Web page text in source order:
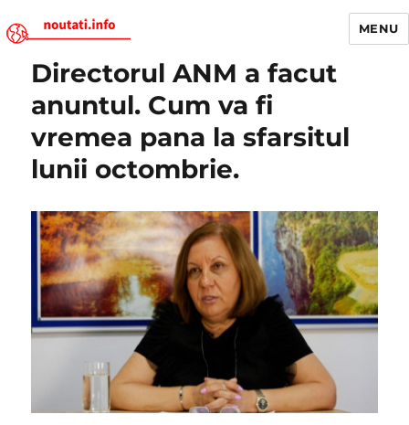
Noutati.Info
MENU
Directorul ANM a facut
anuntul. Cum va fi
vremea pana la sfarsitul
lunii octombrie.